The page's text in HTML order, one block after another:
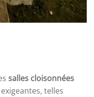
salles cloisonnées
telles